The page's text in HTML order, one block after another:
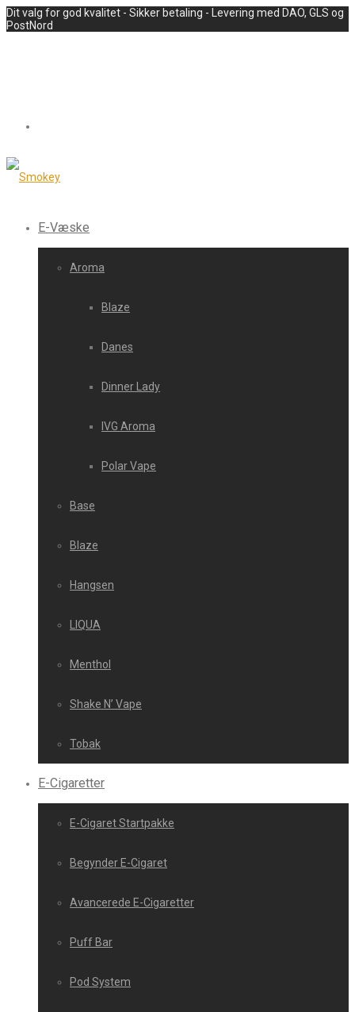
Dit valg for god kvalitet - Sikker betaling - Levering med DAO, GLS og
PostNord
E-Væske
Aroma
Blaze
Danes
Dinner Lady
IVG Aroma
Polar Vape
Base
Blaze
Hangsen
LIQUA
Menthol
Shake N’ Vape
Tobak
E-Cigaretter
E-Cigaret Startpakke
Begynder E-Cigaret
Avancerede E-Cigaretter
Puff Bar
Pod System